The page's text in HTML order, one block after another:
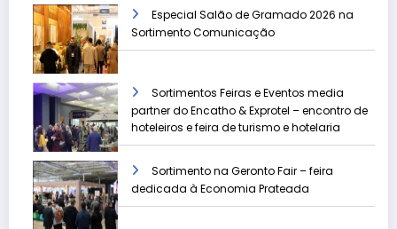
Especial Salão de Gramado 2026 na
Sortimento Comunicação
Sortimentos Feiras e Eventos media
partner do Encatho & Exprotel – encontro de
hoteleiros e feira de turismo e hotelaria
Sortimento na Geronto Fair – feira
dedicada à Economia Prateada